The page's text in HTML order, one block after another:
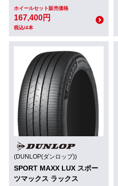
ホイールセット販売価格
167,400円
税込/4本
(DUNLOP(ダンロップ))
SPORT MAXX LUX スポー
ツマックス ラックス